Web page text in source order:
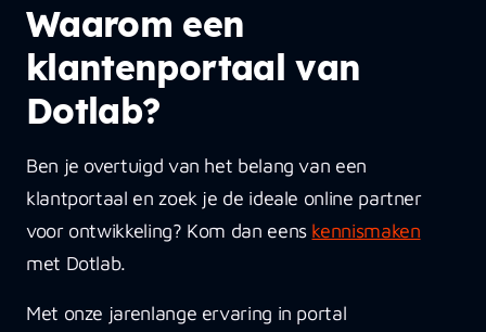
Waarom een
klantenportaal van
Dotlab?
Ben je overtuigd van het belang van een
klantportaal en zoek je de ideale online partner
voor ontwikkeling? Kom dan eens kennismaken
met Dotlab.
Met onze jarenlange ervaring in portal